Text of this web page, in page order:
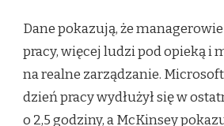
Dane pokazują, że
pracy, więcej ludzi pod opieką i
na realne zarządzanie.
dzień pracy wydłużył się w
o 2,5 godziny, a McKinsey